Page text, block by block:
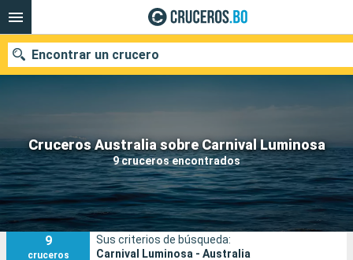
Cruceros Australia sobre Carnival Luminosa
9 cruceros encontrados
Encontrar un crucero
Nuestros destinos
Fecha de salida
Puertos Compañías
Buscar
9
cruceros
Sus criterios de búsqueda:
Carnival Luminosa - Australia